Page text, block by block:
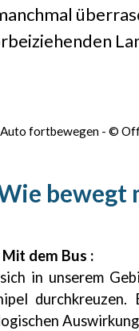
bewegt
Mit dem Bus :
in unserem